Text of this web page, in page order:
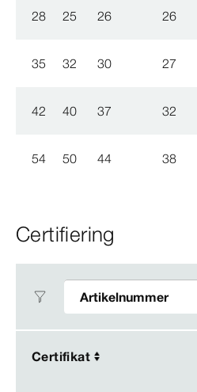
28 25 26 26
35 32 30 27
42 40 37 32
54 50 44 38
Certifiering
Certifikat
Certifikat